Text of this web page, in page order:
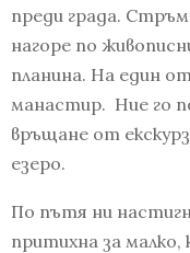
преди града.
нагоре по
планина. На един
манастир. Ние го
връщане от
езеро.
По пътя ни
притихна за малко,